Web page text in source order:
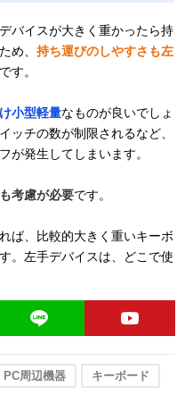
バイスが大きく重かったら持
め、 持ち運びのしやすさも左
です。
小型軽量なものが良いでしょ
ッチの数が制限されるなど、
が発生してしまいます。
考慮が必要です。
ば、比較的大きく重いキーボ
。左手デバイスは、どこで使
PC周辺機器 キーボード